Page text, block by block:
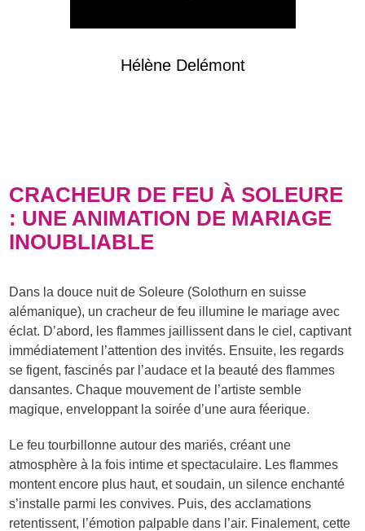
Hélène Delémont
CRACHEUR DE FEU À SOLEURE
: UNE ANIMATION DE MARIAGE
INOUBLIABLE
Dans la douce nuit de Soleure (Solothurn en suisse
alémanique), un cracheur de feu illumine le mariage avec
éclat. D’abord, les flammes jaillissent dans le ciel, captivant
immédiatement l’attention des invités. Ensuite, les regards
se figent, fascinés par l’audace et la beauté des flammes
dansantes. Chaque mouvement de l’artiste semble
magique, enveloppant la soirée d’une aura féerique.
Le feu tourbillonne autour des mariés, créant une
atmosphère à la fois intime et spectaculaire. Les flammes
montent encore plus haut, et soudain, un silence enchanté
s’installe parmi les convives. Puis, des acclamations
retentissent, l’émotion palpable dans l’air. Finalement, cette